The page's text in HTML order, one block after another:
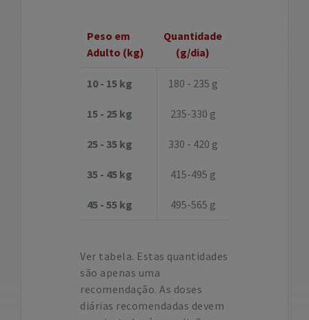
Peso em
Adulto (kg)
Quantidade
(g/dia)
10 - 15 kg 180 - 235 g
15 - 25 kg 235-330 g
25 - 35 kg 330 - 420 g
35 - 45 kg 415-495 g
45 - 55 kg 495-565 g
Ver tabela. Estas quantidades
são apenas uma
recomendação. As doses
diárias recomendadas devem